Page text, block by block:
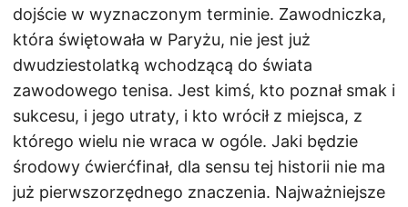
dojście w wyznaczonym terminie. Zawodniczka,
która świętowała w Paryżu, nie jest już
dwudziestolatką wchodzącą do świata
zawodowego tenisa. Jest kimś, kto poznał smak i
sukcesu, i jego utraty, i kto wrócił z miejsca, z
którego wielu nie wraca w ogóle. Jaki będzie
środowy ćwierćfinał, dla sensu tej historii nie ma
już pierwszorzędnego znaczenia. Najważniejsze